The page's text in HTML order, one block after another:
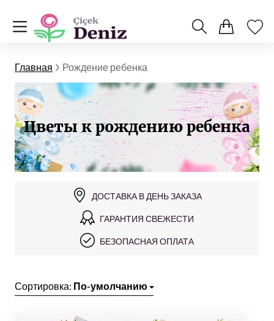
Главная Рождение ребенка
Цветы к рождению ребенка
ДОСТАВКА В ДЕНЬ ЗАКАЗА
ГАРАНТИЯ СВЕЖЕСТИ
БЕЗОПАСНАЯ ОПЛАТА
Сортировка: По-умолчанию